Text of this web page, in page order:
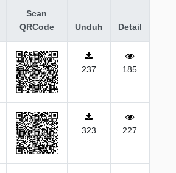
Scan
QRCode
Unduh Detail
237
185
323
227